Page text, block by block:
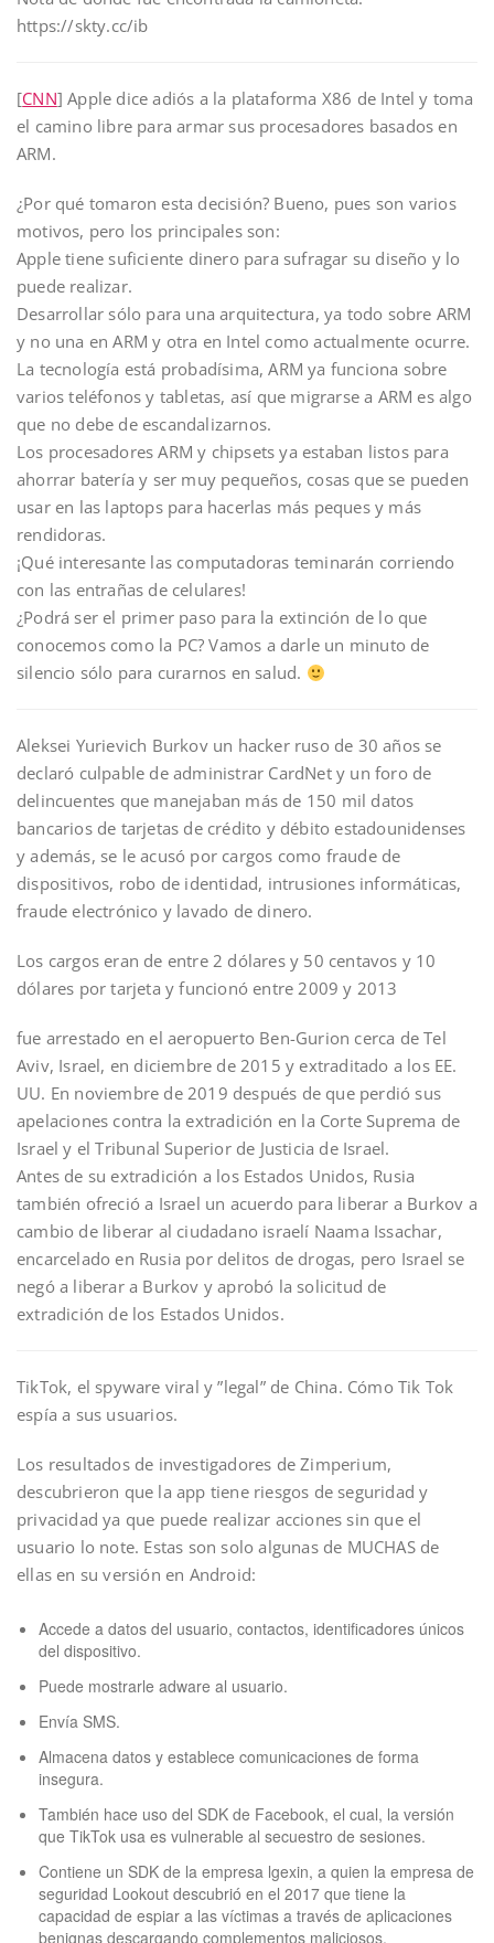
https://skty.cc/ib
[CNN] Apple dice adiós a la plataforma X86 de Intel y toma
el camino libre para armar sus procesadores basados en
ARM.
¿Por qué tomaron esta decisión? Bueno, pues son varios
motivos, pero los principales son:
Apple tiene suficiente dinero para sufragar su diseño y lo
puede realizar.
Desarrollar sólo para una arquitectura, ya todo sobre ARM
y no una en ARM y otra en Intel como actualmente ocurre.
La tecnología está probadísima, ARM ya funciona sobre
varios teléfonos y tabletas, así que migrarse a ARM es algo
que no debe de escandalizarnos.
Los procesadores ARM y chipsets ya estaban listos para
ahorrar batería y ser muy pequeños, cosas que se pueden
usar en las laptops para hacerlas más peques y más
rendidoras.
¡Qué interesante las computadoras teminarán corriendo
con las entrañas de celulares!
¿Podrá ser el primer paso para la extinción de lo que
conocemos como la PC? Vamos a darle un minuto de
silencio sólo para curarnos en salud.
Aleksei Yurievich Burkov un hacker ruso de 30 años se
declaró culpable de administrar CardNet y un foro de
delincuentes que manejaban más de 150 mil datos
bancarios de tarjetas de crédito y débito estadounidenses
y además, se le acusó por cargos como fraude de
dispositivos, robo de identidad, intrusiones informáticas,
fraude electrónico y lavado de dinero.
Los cargos eran de entre 2 dólares y 50 centavos y 10
dólares por tarjeta y funcionó entre 2009 y 2013
fue arrestado en el aeropuerto Ben-Gurion cerca de Tel
Aviv, Israel, en diciembre de 2015 y extraditado a los EE.
UU. En noviembre de 2019 después de que perdió sus
apelaciones contra la extradición en la Corte Suprema de
Israel y el Tribunal Superior de Justicia de Israel.
Antes de su extradición a los Estados Unidos, Rusia
también ofreció a Israel un acuerdo para liberar a Burkov a
cambio de liberar al ciudadano israelí Naama Issachar,
encarcelado en Rusia por delitos de drogas, pero Israel se
negó a liberar a Burkov y aprobó la solicitud de
extradición de los Estados Unidos.
TikTok, el spyware viral y ”legal” de China. Cómo Tik Tok
espía a sus usuarios.
Los resultados de investigadores de Zimperium,
descubrieron que la app tiene riesgos de seguridad y
privacidad ya que puede realizar acciones sin que el
usuario lo note. Estas son solo algunas de MUCHAS de
ellas en su versión en Android:
Accede a datos del usuario, contactos, identificadores únicos
del dispositivo.
Puede mostrarle adware al usuario.
Envía SMS.
Almacena datos y establece comunicaciones de forma
insegura.
También hace uso del SDK de Facebook, el cual, la versión
que TikTok usa es vulnerable al secuestro de sesiones.
Contiene un SDK de la empresa lgexin, a quien la empresa de
seguridad Lookout descubrió en el 2017 que tiene la
capacidad de espiar a las víctimas a través de aplicaciones
benignas descargando complementos maliciosos.